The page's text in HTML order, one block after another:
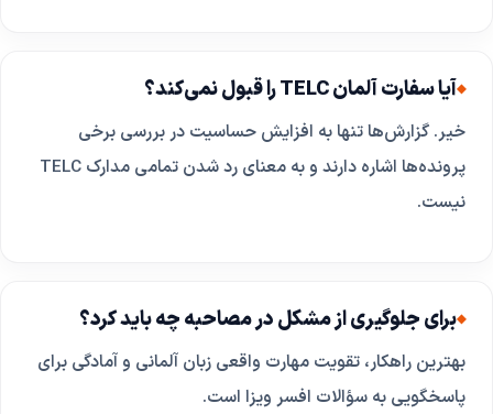
آیا سفارت آلمان TELC را قبول نمی‌کند؟
خیر. گزارش‌ها تنها به افزایش حساسیت در بررسی برخی
پرونده‌ها اشاره دارند و به معنای رد شدن تمامی مدارک TELC
نیست.
برای جلوگیری از مشکل در مصاحبه چه باید کرد؟
بهترین راهکار، تقویت مهارت واقعی زبان آلمانی و آمادگی برای
پاسخگویی به سؤالات افسر ویزا است.